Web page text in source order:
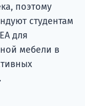
поэтому
студентам
для
мебели в